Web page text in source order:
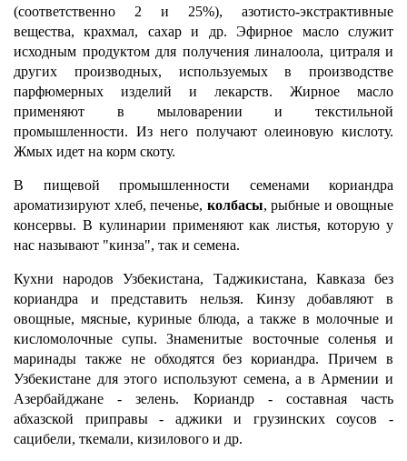
(соответственно 2 и 25%), азотисто-экстрактивные
вещества, крахмал, сахар и др. Эфирное масло служит
исходным продуктом для получения линалоола, цитраля и
других производных, используемых в производстве
парфюмерных изделий и лекарств. Жирное масло
применяют в мыловарении и текстильной
промышленности. Из него получают олеиновую кислоту.
Жмых идет на корм скоту.
В пищевой промышленности семенами кориандра
ароматизируют хлеб, печенье, колбасы, рыбные и овощные
консервы. В кулинарии применяют как листья, которую у
нас называют "кинза", так и семена.
Кухни народов Узбекистана, Таджикистана, Кавказа без
кориандра и представить нельзя. Кинзу добавляют в
овощные, мясные, куриные блюда, а также в молочные и
кисломолочные супы. Знаменитые восточные соленья и
маринады также не обходятся без кориандра. Причем в
Узбекистане для этого используют семена, а в Армении и
Азербайджане - зелень. Кориандр - составная часть
абхазской приправы - аджики и грузинских соусов -
сацибели, ткемали, кизилового и др.